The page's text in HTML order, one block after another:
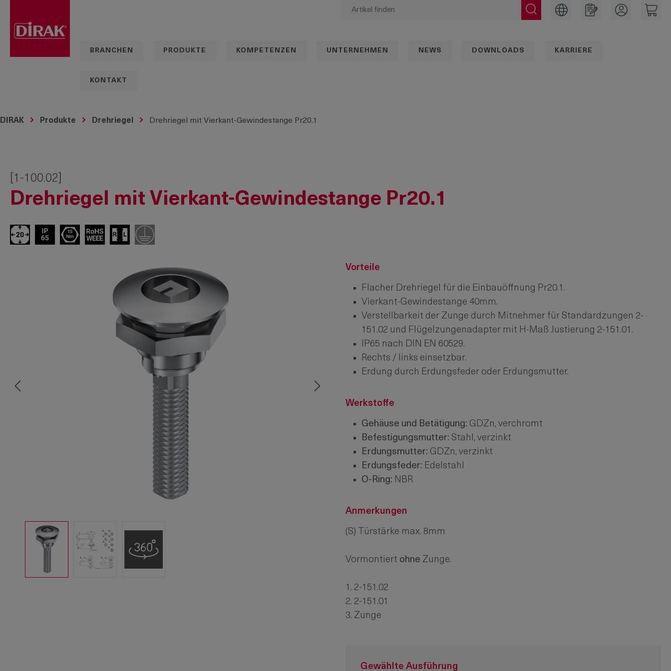
BRANCHEN PRODUKTE KOMPETENZEN UNTERNEHMEN NEWS DOWNLOADS KARRIERE
KONTAKT
DIRAK Produkte Drehriegel Drehriegel mit Vierkant-Gewindestange Pr20.1
[1-100.02]
Drehriegel mit Vierkant-Gewindestange Pr20.1
Vorteile
Flacher Drehriegel für die Einbauöffnung Pr20.1.
Vierkant-Gewindestange 40mm.
Verstellbarkeit der Zunge durch Mitnehmer für Standardzungen 2-
151.02 und Flügelzungenadapter mit H-Maß Justierung 2-151.01.
IP65 nach DIN EN 60529.
Rechts / links einsetzbar.
Erdung durch Erdungsfeder oder Erdungsmutter.
Werkstoffe
Gehäuse und Betätigung: GDZn, verchromt
Befestigungsmutter: Stahl, verzinkt
Erdungsmutter: GDZn, verzinkt
Erdungsfeder: Edelstahl
O-Ring: NBR
Anmerkungen
(S) Türstärke max. 8mm
Vormontiert ohne Zunge.
1. 2-151.02
2. 2-151.01
3. Zunge
Gewählte Ausführung